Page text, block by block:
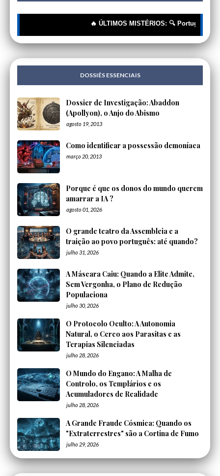
🔥 ÚLTIMOS MISTÉRIOS: 🔍 Portugueses:
DOSSIÊS ESSENCIAIS
Dossier de Investigação: Abaddon
(Apollyon), o Anjo do Abismo
agosto 19, 2013
Como identificar a possessão demoníaca
março 20, 2013
Porque é que os donos do mundo querem
amarrar a IA ?
agosto 01, 2026
O grande teatro da Assembleia e a
traição ao povo português: até quando?
julho 31, 2026
A Máscara Caiu: Quando a Elite Admite,
Sem Vergonha, o Plano de Redução
Populaciona
julho 30, 2026
O Protocolo Oculto: A Autonomia
Natural, o Cerco aos Parasitas e as
Terapias Silenciadas
julho 28, 2026
O Mundo do Engano: A Malha de
Controlo, os Templários e os
Acumuladores de Realidade
julho 28, 2026
A Grande Fraude Cósmica: Quando os
"Extraterrestres" são a Cortina de Fumo
julho 29, 2026